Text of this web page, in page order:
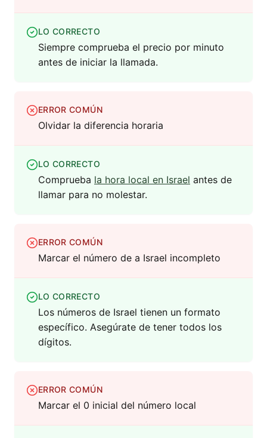
LO CORRECTO
Siempre comprueba el precio por minuto
antes de iniciar la llamada.
ERROR COMÚN
Olvidar la diferencia horaria
LO CORRECTO
Comprueba la hora local en Israel antes de
llamar para no molestar.
ERROR COMÚN
Marcar el número de a Israel incompleto
LO CORRECTO
Los números de Israel tienen un formato
específico. Asegúrate de tener todos los
dígitos.
ERROR COMÚN
Marcar el 0 inicial del número local